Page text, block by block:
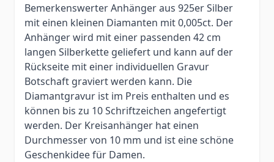
Bemerkenswerter Anhänger aus 925er Silber
mit einen kleinen Diamanten mit 0,005ct. Der
Anhänger wird mit einer passenden 42 cm
langen Silberkette geliefert und kann auf der
Rückseite mit einer individuellen Gravur
Botschaft graviert werden kann. Die
Diamantgravur ist im Preis enthalten und es
können bis zu 10 Schriftzeichen angefertigt
werden. Der Kreisanhänger hat einen
Durchmesser von 10 mm und ist eine schöne
Geschenkidee für Damen.